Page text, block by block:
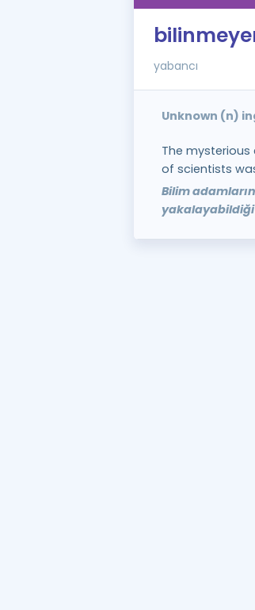
yabancı
Unknown (n)
The
of scientists
Bilim
yakalayabildiği